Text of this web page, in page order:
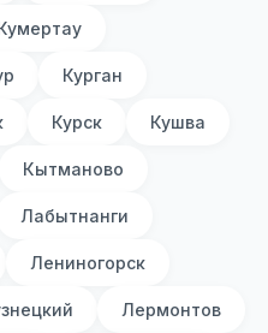
Курган
Курск Кушва
Кытманово
Лабытнанги
Лениногорск
Лермонтов